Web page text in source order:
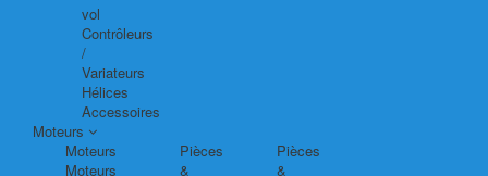
vol
Contrôleurs
/
Variateurs
Hélices
Accessoires
Moteurs
Moteurs
Moteurs
Pièces
&
Pièces
&